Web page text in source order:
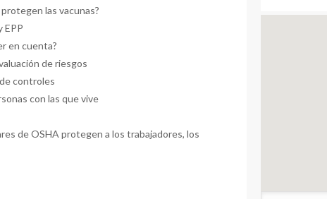
las vacunas?
EPP
en cuenta?
de riesgos
controles
con las que vive
de OSHA protegen a los trabajadores, los